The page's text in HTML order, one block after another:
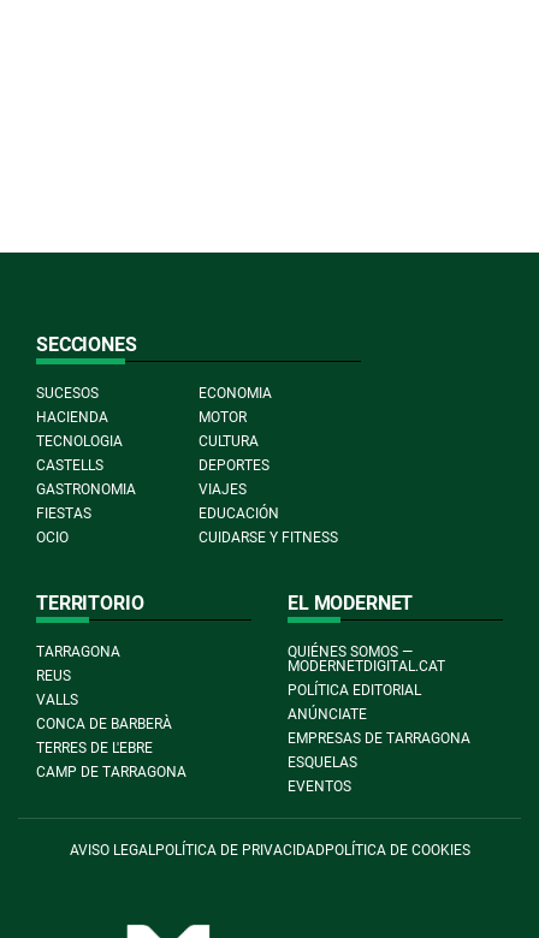
SECCIONES
SUCESOS
ECONOMIA
HACIENDA
MOTOR
TECNOLOGIA
CULTURA
CASTELLS
DEPORTES
GASTRONOMIA
VIAJES
FIESTAS
EDUCACIÓN
OCIO
CUIDARSE Y FITNESS
TERRITORIO
TARRAGONA
REUS
VALLS
CONCA DE BARBERÀ
TERRES DE L'EBRE
CAMP DE TARRAGONA
EL MODERNET
QUIÉNES SOMOS —
MODERNETDIGITAL.CAT
POLÍTICA EDITORIAL
ANÚNCIATE
EMPRESAS DE TARRAGONA
ESQUELAS
EVENTOS
AVISO LEGALPOLÍTICA DE PRIVACIDADPOLÍTICA DE COOKIES